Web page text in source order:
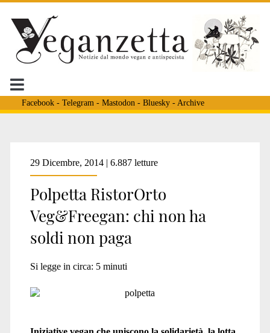
Facebook- Telegram - Mastodon - Bluesky- Archive
Tag:
<span>ristorante
vegan</span>
29 Dicembre, 2014 | 6.887 letture
Polpetta RistorOrto
Veg&Freegan: chi non ha
soldi non paga
Si legge in circa: 5 minuti